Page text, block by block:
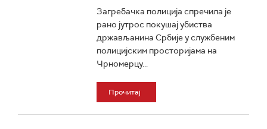
Загребачка полиција спречила је
рано јутрос покушај убиства
држављанина Србије у службеним
полицијским просторијама на
Чрномерцу...
Прочитај